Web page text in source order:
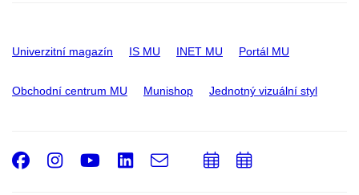
Univerzitní magazín IS MU INET MU Portál MU
Obchodní centrum MU Munishop Jednotný vizuální styl
Facebook
Instagram
Youtube
LinkedIn
e-
PřidatPřidat